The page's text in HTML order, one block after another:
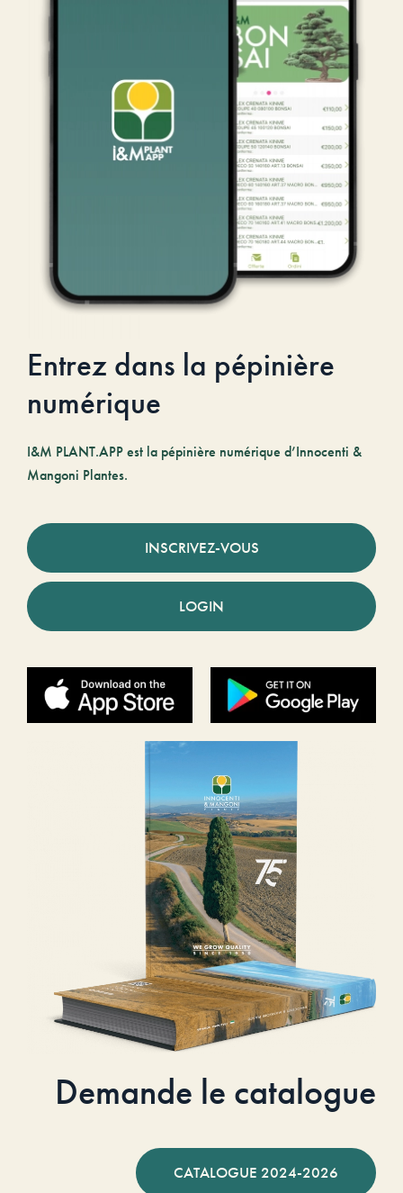
Entrez dans la pépinière
numérique
I&M PLANT.APP est la pépinière numérique d’Innocenti &
Mangoni Plantes.
INSCRIVEZ-VOUS
LOGIN
Demande le catalogue
CATALOGUE 2024-2026